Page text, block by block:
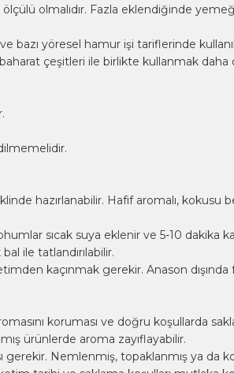
ölçülü olmalıdır. Fazla eklendiğinde
bazı yöresel hamur işi tariflerinde
çeşitleri ile birlikte kullanmak daha
hazırlanabilir. Hafif aromalı,
sıcak suya eklenir ve 5-10
ile tatlandırılabilir.
kaçınmak gerekir. Anason
koruması ve doğru koşullarda
ürünlerde aroma zayıflayabilir.
Nemlenmiş, topaklanmış ya da